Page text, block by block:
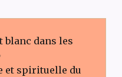
blanc dans les
et spirituelle du